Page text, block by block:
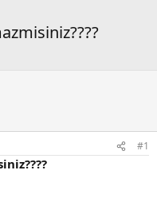
#1